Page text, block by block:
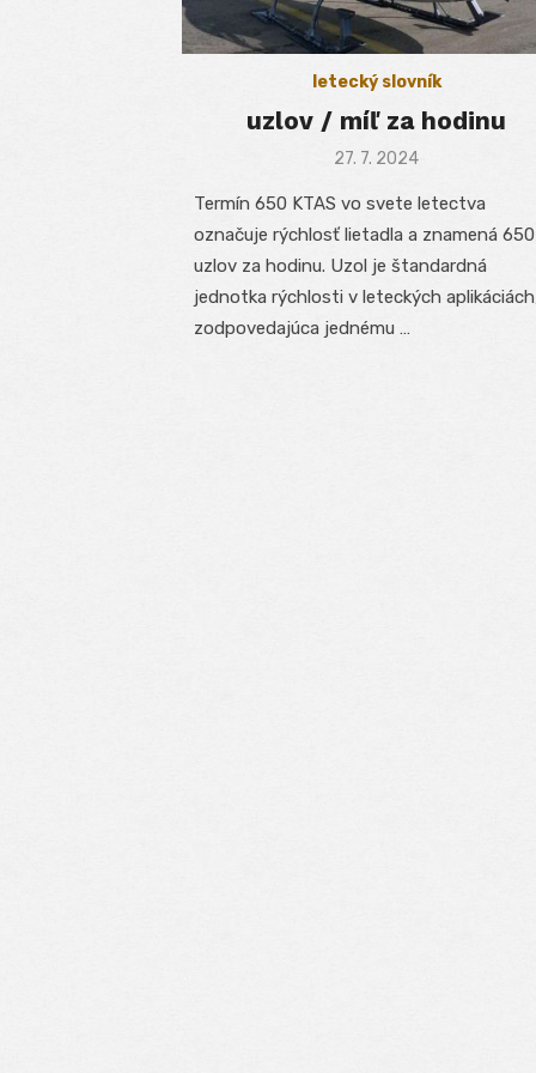
letecký slovník
uzlov / míľ za hodinu
Posted
27. 7. 2024
Termín 650 KTAS vo svete letectva
označuje rýchlosť lietadla a znamená 650
uzlov za hodinu. Uzol je štandardná
jednotka rýchlosti v leteckých
zodpovedajúca jednému …